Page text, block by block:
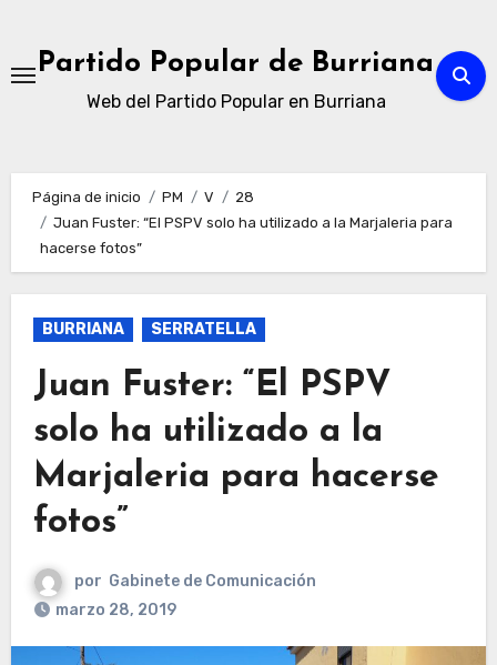
contenidoPartido Popular de Burriana
Web del Partido Popular en Burriana
Página de inicio PM V
28
Juan Fuster: “El PSPV solo ha utilizado a la Marjaleria para
hacerse fotos”
BURRIANA SERRATELLA
Juan Fuster: “El PSPV
solo ha utilizado a la
Marjaleria para hacerse
fotos”
por Gabinete de Comunicación
marzo 28, 2019